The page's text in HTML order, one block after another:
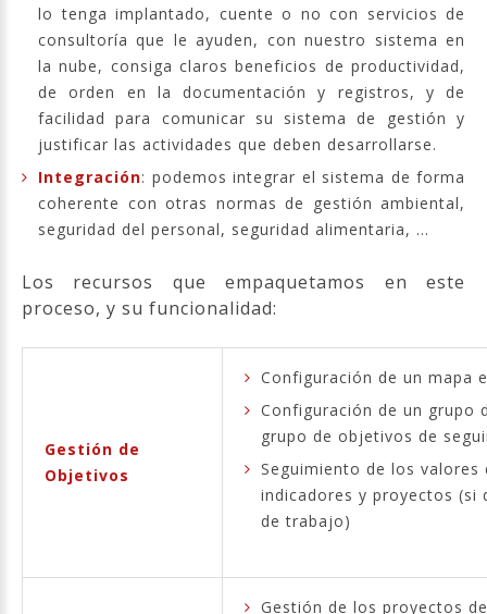
lo tenga implantado, cuente o no con servicios de
consultoría que le ayuden, con nuestro sistema en
la nube, consiga claros beneficios de productividad,
de orden en la documentación y registros, y de
facilidad para comunicar su sistema de gestión y
justificar las actividades que deben desarrollarse.
Integración: podemos integrar el sistema de forma
coherente con otras normas de gestión ambiental,
seguridad del personal, seguridad alimentaria, ...
Los recursos que empaquetamos en este
proceso, y su funcionalidad:
Gestión de
Objetivos
Configuración de un mapa
Configuración de un grupo
grupo de objetivos de
Seguimiento de los
indicadores y proyectos (si
de trabajo)
Gestión de los proyectos